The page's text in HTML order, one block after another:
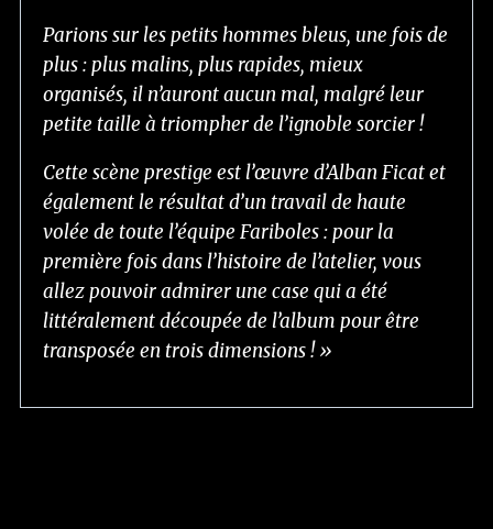
Parions sur les petits hommes bleus, une fois de
plus : plus malins, plus rapides, mieux
organisés, il n’auront aucun mal, malgré leur
petite taille à triompher de l’ignoble sorcier !
Cette scène prestige est l’œuvre d’Alban Ficat et
également le résultat d’un travail de haute
volée de toute l’équipe Fariboles : pour la
première fois dans l’histoire de l’atelier, vous
allez pouvoir admirer une case qui a été
littéralement découpée de l’album pour être
transposée en trois dimensions ! »